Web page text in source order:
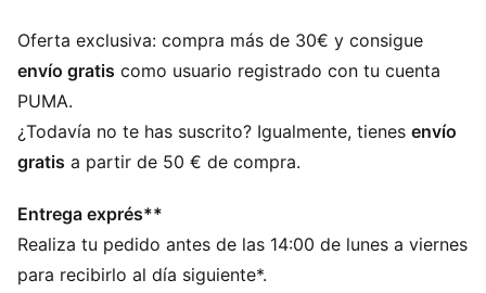
para controlar bien el balón
Cuerpo de poliuretano: Material ligero que
proporciona mayor comodidad de uso
flexibilidad y mejora la potencia de golpeo
Envoltura para el pulgar: Palma de látex extendida que
Correa de látex en toda la circunferencia que ofrece
un cierre seguro
Oferta exclusiva: compra más de 30€ y consigue
envío gratis como usuario registrado con tu cuenta
PUMA.
¿Todavía no te has suscrito? Igualmente, tienes envío
gratis a partir de 50 € de compra.
Entrega exprés**
Realiza tu pedido antes de las 14:00 de lunes a viernes
para recibirlo al día siguiente*.